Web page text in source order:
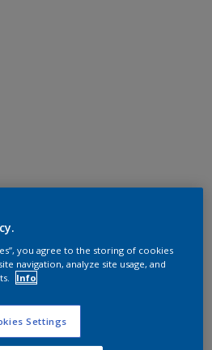
you agree to the storing of cookies
navigation, analyze site usage, and
Info
Settings